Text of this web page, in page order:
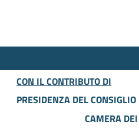
CON IL CONTRIBUTO DI
PRESIDENZA DEL
CAMERA